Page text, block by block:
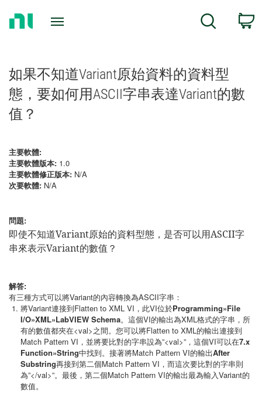
Search
如果不知道Variant原始資料的資料型
態，要如何用ASCII字串表達Variant的數
值？
主要軟體:
主要軟體版本: 1.0
主要軟體修正版本: N/A
次要軟體: N/A
問題:
即使不知道Variant原始的資料型態，是否可以用ASCII字
串來表示Variant的數值？
解答:
有三種方式可以將Variant的內容轉換為ASCII字串：
將Variant連接到Flatten to XML VI，此VI位於Programming»File
I/O»XML»LabVIEW Schema。這個VI的輸出為XML格式的字串，所
有的數值都夾在<val>之間。您可以將Flatten to XML的輸出連接到
Match Pattern VI，並將要比對的字串設為”<val>”，這個VI可以在7.x
Function»String中找到。接著將Match Pattern VI的輸出After
Substring再接到第二個Match Pattern VI，而這次要比對的字串則
為”</val>”。最後，第二個Match Pattern VI的輸出最為輸入Variant的
數值。